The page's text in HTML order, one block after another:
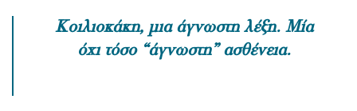
Κοιλιοκάκη, μια άγνωστη λέξη. Μία
όχι τόσο “άγνωστη” ασθένεια.